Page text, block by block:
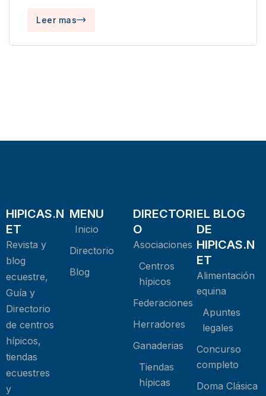
Leer mas
HIPICAS.N
ET
Revista y
blog
ecuestre,
Guía y
Directorio
de centros
hípicos,
tiendas
ecuestres
y
MENU
Inicio
Directorio
Blog
DIRECTORI
O
Asociaciones
Centros
hípicos
Federaciones
Herradores
Ganaderias
Tiendas
hípicas
EL BLOG
DE
HIPICAS.N
ET
Alimentación
equina
Apuntes
legales
Concurso
completo
Doma Clásica